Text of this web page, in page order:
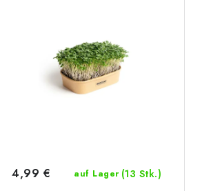
t
s
o
i
auf Lager (13 Stk.)
4,99 €